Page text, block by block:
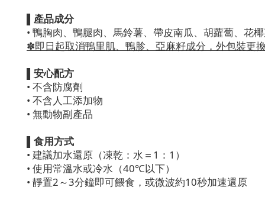
▌產品成分
• 鴨胸肉、鴨腿肉、馬鈴薯、帶皮南瓜、胡蘿蔔、花
✽即日起取消鴨里肌、鴨胗、亞麻籽成分，外包裝更
▌安心配方
• 不含防腐劑
• 不含人工添加物
• 無動物副產品
▌食用方式
• 建議加水還原（凍乾：水＝1：1）
• 使用常溫水或冷水（40℃以下）
• 靜置2～3分鐘即可餵食，或微波約10秒加速還原